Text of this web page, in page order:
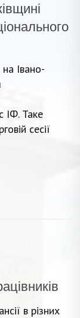
Івано-
ІФ. Таке
сесії
в різних